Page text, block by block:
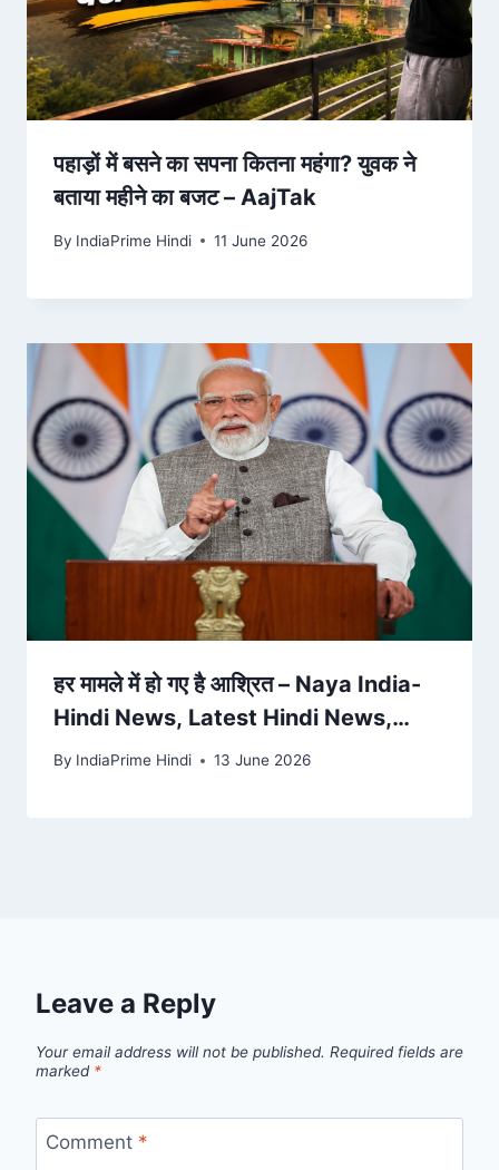
पहाड़ों में बसने का सपना कितना महंगा? युवक ने
बताया महीने का बजट – AajTak
By IndiaPrime Hindi 11 June 2026
हर मामले में हो गए है आश्रित – Naya India-
Hindi News, Latest Hindi News,
Breaking News, Hindi Samachar –
By IndiaPrime Hindi 13 June 2026
Leave a Reply
Your email address will not be published. Required fields are
marked *
Comment *